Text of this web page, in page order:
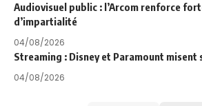
Audiovisuel public : l’Arcom renforce
d’impartialité
04/08/2026
Streaming : Disney et Paramount misent
04/08/2026